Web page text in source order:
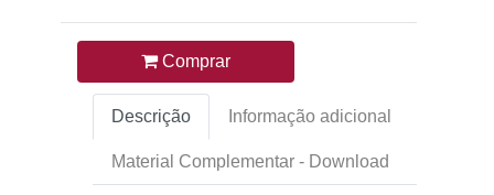
Comprar
Descrição Informação adicional
Material Complementar - Download